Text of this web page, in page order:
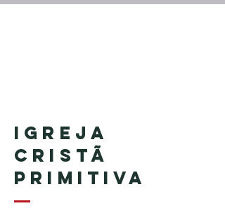
Igreja
Cristã
Primitiva